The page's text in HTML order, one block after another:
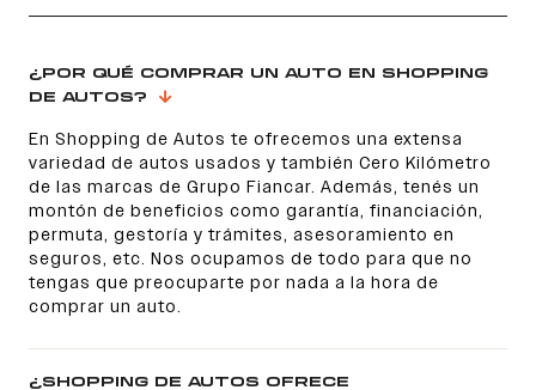
¿POR QUÉ COMPRAR UN AUTO EN SHOPPING
DE AUTOS?
En Shopping de Autos te ofrecemos una extensa
variedad de autos usados y también Cero Kilómetro
de las marcas de Grupo Fiancar. Además, tenés un
montón de beneficios como garantía, financiación,
permuta, gestoría y trámites, asesoramiento en
seguros, etc. Nos ocupamos de todo para que no
tengas que preocuparte por nada a la hora de
comprar un auto.
¿SHOPPING DE AUTOS OFRECE